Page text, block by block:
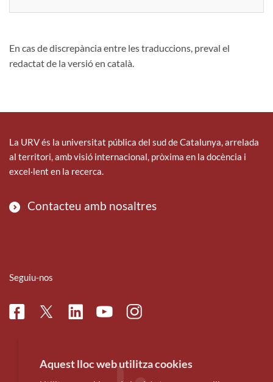
En cas de discrepància entre les traduccions, preval el
redactat de la versió en català.
La URV és la universitat pública del sud de Catalunya, arrelada
al territori, amb visió internacional, pròxima en la docència i
excel·lent en la recerca.
Contacteu amb nosaltres
Seguiu-nos
FacebookTwitterLinkedinYoutubeInstagram
Aquest lloc web utilitza cookies